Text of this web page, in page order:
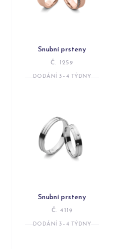
Snubní prsteny
Č. 1259
DODÁNÍ 3–4 TÝDNY
Snubní prsteny
Č. 4119
DODÁNÍ 3–4 TÝDNY